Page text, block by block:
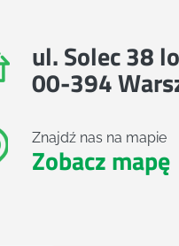
ul. Solec 38
00-394
Znajdź nas na mapie
Zobacz mapę